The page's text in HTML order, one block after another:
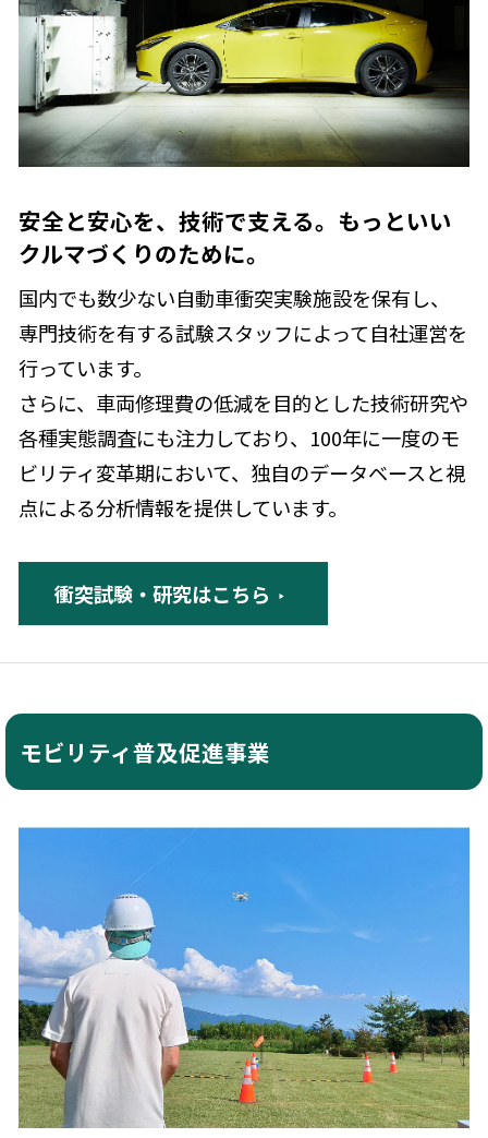
安全と安心を、技術で支える。もっといい
クルマづくりのために。
国内でも数少ない自動車衝突実験施設を保有し、
専門技術を有する試験スタッフによって自社運営を
行っています。
さらに、車両修理費の低減を目的とした技術研究や
各種実態調査にも注力しており、100年に一度のモ
ビリティ変革期において、独自のデータベースと視
点による分析情報を提供しています。
衝突試験・研究はこちら
モビリティ普及促進事業